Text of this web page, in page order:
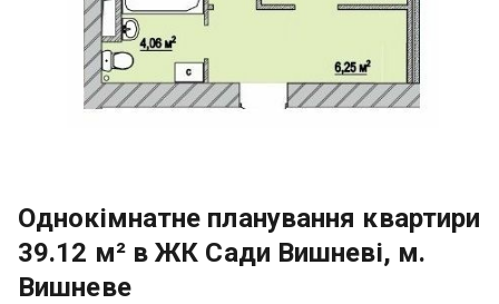
Однокімнатне планування квартири
39.12 м² в ЖК Сади Вишневі, м.
Вишневе